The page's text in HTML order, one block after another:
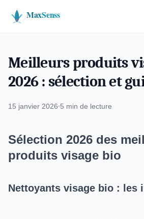
Meilleurs produits
2026 : sélection et
15 janvier 2026 5 min de lecture
Sélection 2026 des
produits visage bio
Nettoyants visage bio : les